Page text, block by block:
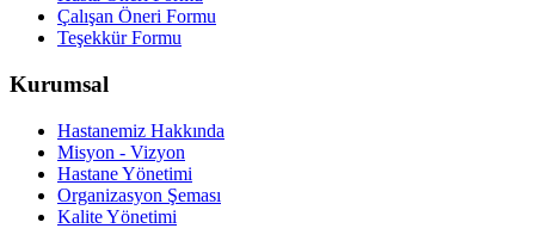
Çalışan Öneri Formu
Teşekkür Formu
Kurumsal
Hastanemiz Hakkında
Misyon - Vizyon
Hastane Yönetimi
Organizasyon Şeması
Kalite Yönetimi